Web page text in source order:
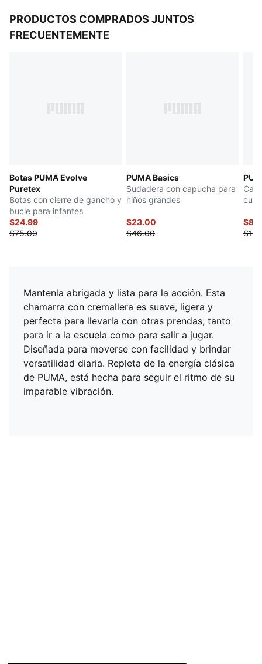
PRODUCTOS COMPRADOS JUNTOS
FRECUENTEMENTE
Botas PUMA Evolve
Puretex
Botas con cierre de gancho y
bucle para infantes
$24.99
$75.00
PUMA Basics
Sudadera con capucha para
niños grandes
$23.00
$46.00
Mantenla abrigada y lista para la acción. Esta
chamarra con cremallera es suave, ligera y
perfecta para llevarla con otras prendas, tanto
para ir a la escuela como para salir a jugar.
Diseñada para moverse con facilidad y brindar
versatilidad diaria. Repleta de la energía clásica
de PUMA, está hecha para seguir el ritmo de su
imparable vibración.